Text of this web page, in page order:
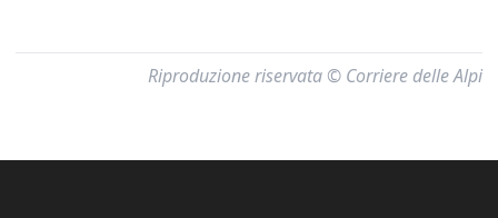
Riproduzione riservata © Corriere delle Alpi